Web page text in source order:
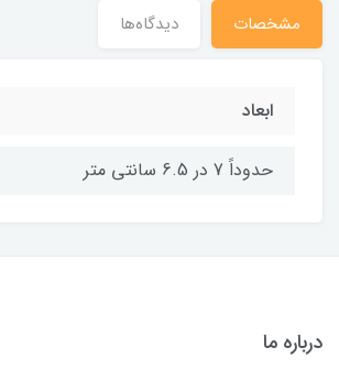
مشخصات دیدگاه‌ها
ابعاد
حدوداً 7 در 6.5 سانتی متر
درباره ما